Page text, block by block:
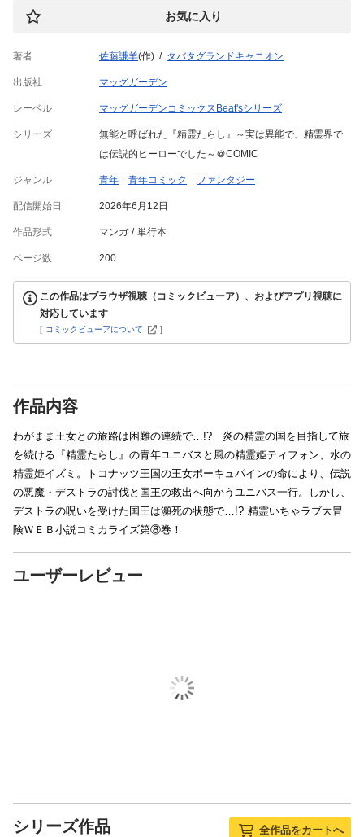
お気に入り
著者 佐藤謙羊(作) タバタグランドキャニオン
出版社 マッグガーデン
レーベル マッグガーデンコミックスBeat'sシリーズ
シリーズ
無能と呼ばれた『精霊たらし』～実は異能で、精霊界で
は伝説的ヒーローでした～＠COMIC
ジャンル 青年 青年コミック ファンタジー
配信開始日 2026年6月12日
作品形式 マンガ 単行本
ページ数 200
この作品はブラウザ視聴（コミックビューア）、およびアプリ視聴に
対応しています
[ コミックビューアについて ]
作品内容
わがまま王女との旅路は困難の連続で…!? 炎の精霊の国を目指して旅
を続ける『精霊たらし』の青年ユニバスと風の精霊姫ティフォン、水の
精霊姫イズミ。トコナッツ王国の王女ポーキュパインの命により、伝説
の悪魔・デストラの討伐と国王の救出へ向かうユニバス一行。しかし、
デストラの呪いを受けた国王は瀕死の状態で…!? 精霊いちゃラブ大冒
険ＷＥＢ小説コミカライズ第⑧巻！
ユーザーレビュー
シリーズ作品 全作品をカートへ